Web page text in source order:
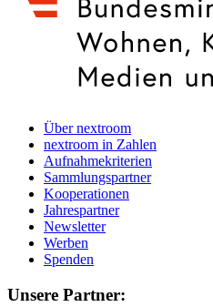
Über nextroom
nextroom in Zahlen
Aufnahmekriterien
Sammlungspartner
Kooperationen
Jahrespartner
Newsletter
Werben
Spenden
Unsere Partner: